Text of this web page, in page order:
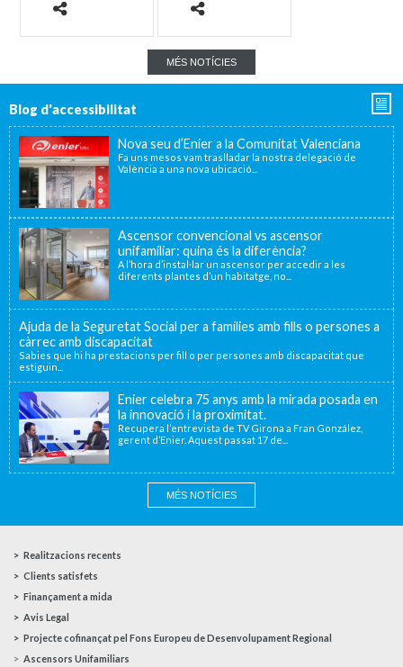
MÉS NOTÍCIES
Blog d'accessibilitat
Nova seu d’Enier a la Comunitat Valenciana
Fa uns mesos vam traslladar la nostra delegació de
València a una nova ubicació...
Ascensor convencional vs ascensor
unifamiliar: quina és la diferència?
A l’hora d’instal·lar un ascensor per accedir a les
diferents plantes d’un habitatge, no...
Ajuda de la Seguretat Social per a famílies amb fills o persones a
càrrec amb discapacitat
Sabies que hi ha prestacions per fill o per persones amb discapacitat que
estiguin...
Enier celebra 75 anys amb la mirada posada en
la innovació i la proximitat.
Recupera l’entrevista de TV Girona a Fran González,
gerent d’Enier. Aquest passat 17 de...
MÉS NOTÍCIES
Realitzacions recents
Clients satisfets
Finançament a mida
Avis Legal
Projecte cofinançat pel Fons Europeu de Desenvolupament Regional
Ascensors Unifamiliars